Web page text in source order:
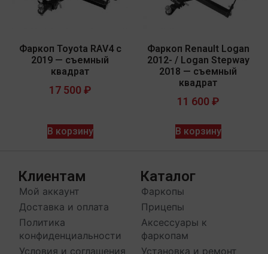
Фаркоп Toyota RAV4 с
2019 — съемный
квадрат
17 500 ₽
В корзину
Фаркоп Renault Logan
2012- / Logan Stepway
2018 — съемный
квадрат
11 600 ₽
В корзину
Клиентам
Мой аккаунт
Доставка и оплата
Политика
конфиденциальности
Условия и соглашения
Каталог
Фаркопы
Прицепы
Аксессуары к
фаркопам
Установка и ремонт